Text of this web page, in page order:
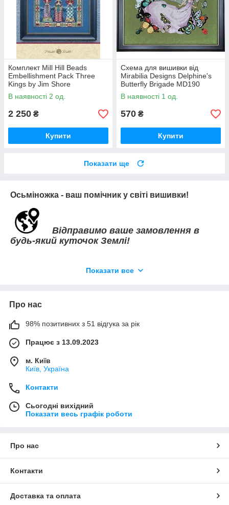
Комплект Mill Hill Beads
Embellishment Pack Three
Kings by Jim Shore
В наявності 2 од.
2 250 ₴
Купити
Схема для вишивки від
Mirabilia Designs Delphine's
Butterfly Brigade MD190
В наявності 1 од.
570 ₴
Купити
Показати ще
Осьміножка - ваш помічник у світі вишивки!
Відправимо ваше замовлення в
будь-який куточок Землі!
Показати все
Про нас
98% позитивних з 51 відгука за рік
Працює з 13.09.2023
м. Київ
Київ, Україна
Контакти
Сьогодні вихідний
Показати весь графік роботи
Про нас
Контакти
Доставка та оплата